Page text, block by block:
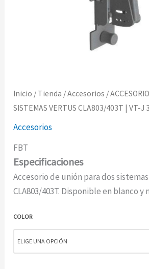
Inicio / Tienda /Accesorios /
SISTEMAS VERTUS CLA803/403T | VT-J 3
Accesorios
FBT
Especificaciones
Accesorio de unión para dos
CLA803/403T. Disponible en blanco y
COLOR